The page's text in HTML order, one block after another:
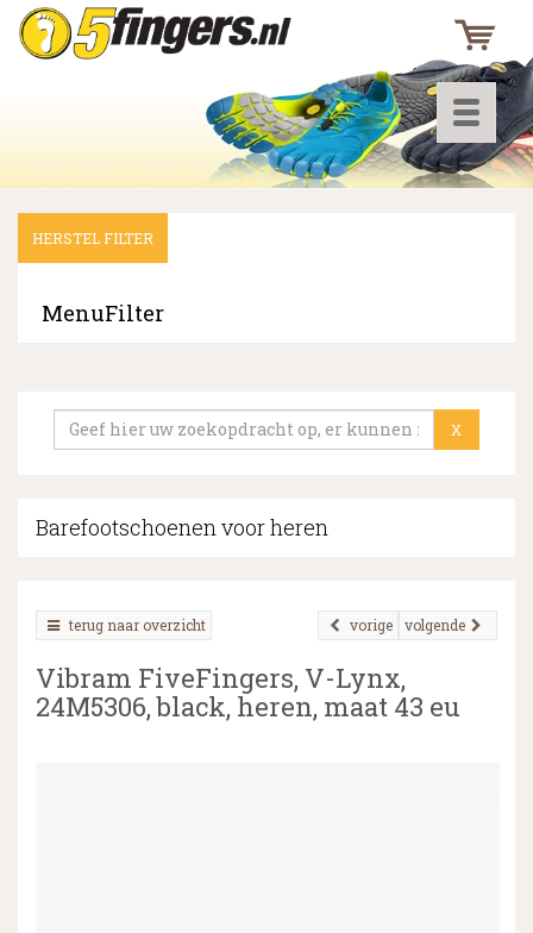
Toggle
▼
▼
HERSTEL FILTER
MenuFilter
X
Barefootschoenen voor heren
terug naar overzicht volgende
vorige
Vibram FiveFingers, V-Lynx,
24M5306, black, heren, maat 43 eu